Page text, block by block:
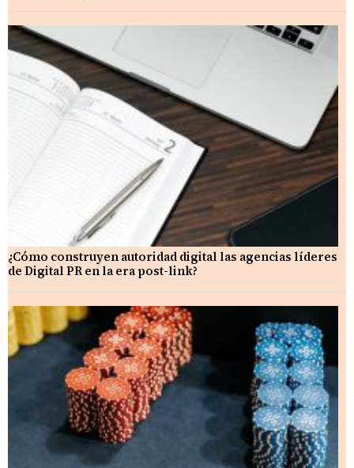
¿Cómo construyen autoridad digital las agencias líderes
de Digital PR en la era post-link?